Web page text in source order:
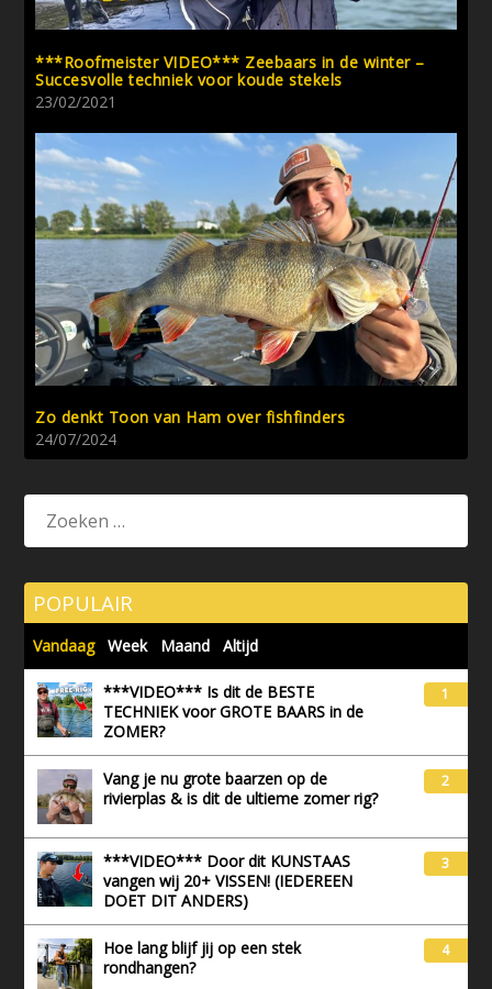
***Roofmeister VIDEO*** Zeebaars in de winter –
Succesvolle techniek voor koude stekels
23/02/2021
Zo denkt Toon van Ham over fishfinders
24/07/2024
POPULAIR
Vandaag Week Maand Altijd
***VIDEO*** Is dit de BESTE
TECHNIEK voor GROTE BAARS in de
ZOMER?
1
Vang je nu grote baarzen op de
rivierplas & is dit de ultieme zomer rig?
2
***VIDEO*** Door dit KUNSTAAS
vangen wij 20+ VISSEN! (IEDEREEN
DOET DIT ANDERS)
3
Hoe lang blijf jij op een stek
rondhangen?
4